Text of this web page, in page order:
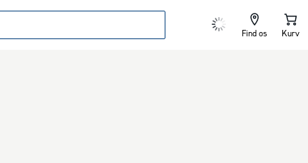
Find os Kurv